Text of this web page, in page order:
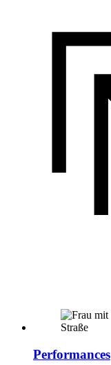
Performances